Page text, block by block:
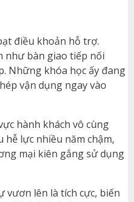
điều khoản hỗ trợ.
như bàn giao tiếp nối
Những khóa học ấy đang
vận dụng ngay vào
hành khách vô cùng
lực nhiều năm chậm,
mại kiên gắng sử dụng
lên là tích cực, biến